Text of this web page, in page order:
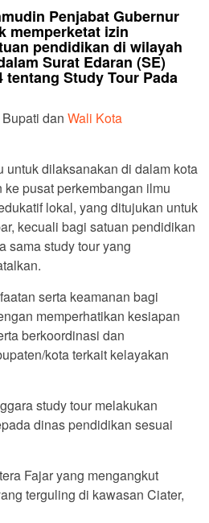
Penjabat Gubernur
memperketat izin
pendidikan di wilayah
Surat Edaran (SE)
tentang Study Tour Pada
dan Wali Kota
untuk dilaksanakan di dalam kota
pusat perkembangan ilmu
lokal, yang ditujukan untuk
kecuali bagi satuan pendidikan
sama study tour yang
serta keamanan bagi
memperhatikan kesiapan
berkoordinasi dan
kota terkait kelayakan
study tour melakukan
dinas pendidikan sesuai
Fajar yang mengangkut
terguling di kawasan Ciater,